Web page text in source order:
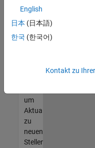
Ihren
entsprechen,
werden
unseres
um
Aktualisierungen
zu
neuen
Stellenangeboten
English
日本 (日本語)
한국 (한국어)
Kontakt zu